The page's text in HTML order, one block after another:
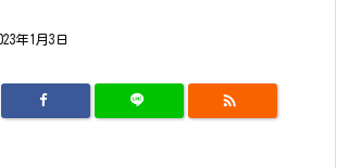
年1月3日
